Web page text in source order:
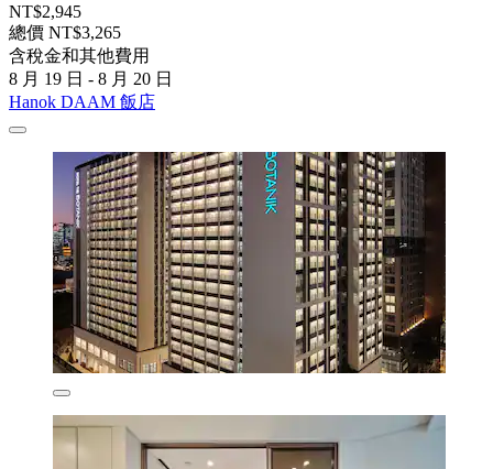
NT$2,945
總價 NT$3,265
含稅金和其他費用
8 月 19 日 - 8 月 20 日
Hanok DAAM 飯店